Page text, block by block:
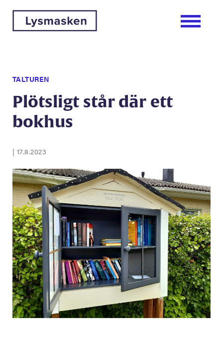
TALTUREN
Plötsligt står där ett
bokhus
| 17.8.2023